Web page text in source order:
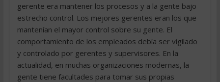
gerente era mantener los procesos y a la gente bajo
estrecho control. Los mejores gerentes eran los que
mantenían el mayor control sobre su gente. El
comportamiento de los empleados debía ser vigilado
y controlado por gerentes y supervisores. En la
actualidad, en muchas organizaciones modernas, la
gente tiene facultades para tomar sus propias